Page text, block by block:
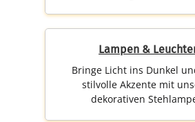
Lampen &
Bringe Licht ins Dunkel
stilvolle Akzente mit
dekorativen